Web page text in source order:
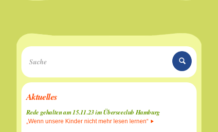
Aktuelles
Rede gehalten am 15.11.23 im Überseeclub Hamburg
„Wenn unsere Kinder nicht mehr lesen lernen“